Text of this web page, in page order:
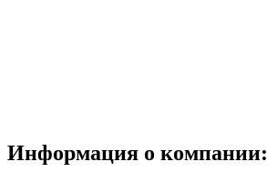
Информация о компании: